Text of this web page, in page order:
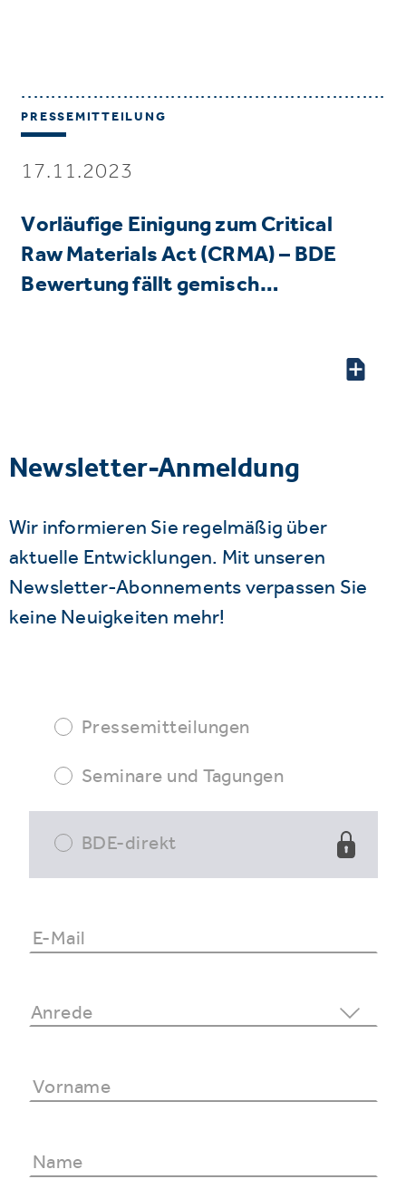
PRESSEMITTEILUNG
17.11.2023
Vorläufige Einigung zum Critical
Raw Materials Act (CRMA) – BDE
Bewertung fällt gemisch…
Newsletter-Anmeldung
Wir informieren Sie regelmäßig über
aktuelle Entwicklungen. Mit unseren
Newsletter-Abonnements verpassen Sie
keine Neuigkeiten mehr!
Pressemitteilungen
Seminare und Tagungen
BDE-direkt